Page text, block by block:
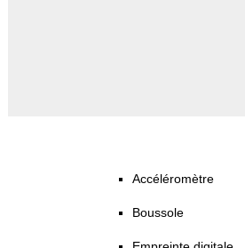
Accéléromètre
Boussole